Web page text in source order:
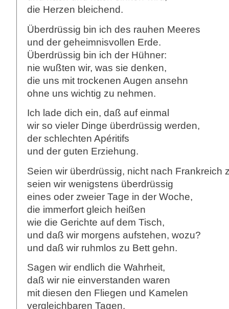
die Herzen bleichend.
Überdrüssig bin ich des rauhen Meeres
und der geheimnisvollen Erde.
Überdrüssig bin ich der Hühner:
nie wußten wir, was sie denken,
die uns mit trockenen Augen ansehn
ohne uns wichtig zu nehmen.
Ich lade dich ein, daß auf einmal
wir so vieler Dinge überdrüssig werden,
der schlechten Apéritifs
und der guten Erziehung.
Seien wir überdrüssig, nicht nach Frankreich
seien wir wenigstens überdrüssig
eines oder zweier Tage in der Woche,
die immerfort gleich heißen
wie die Gerichte auf dem Tisch,
und daß wir morgens aufstehen, wozu?
und daß wir ruhmlos zu Bett gehn.
Sagen wir endlich die Wahrheit,
daß wir nie einverstanden waren
mit diesen den Fliegen und Kamelen
vergleichbaren Tagen.